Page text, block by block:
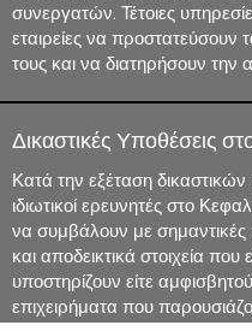
συνεργατών. Τέτοιες
εταιρείες να προστατεύσουν
τους και να διατηρήσουν την
Δικαστικές Υποθέσεις
Κατά την εξέταση
ιδιωτικοί ερευνητές στο
να συμβάλουν με σημαντικές
και αποδεικτικά στοιχεία που
υποστηρίζουν είτε
επιχειρήματα που